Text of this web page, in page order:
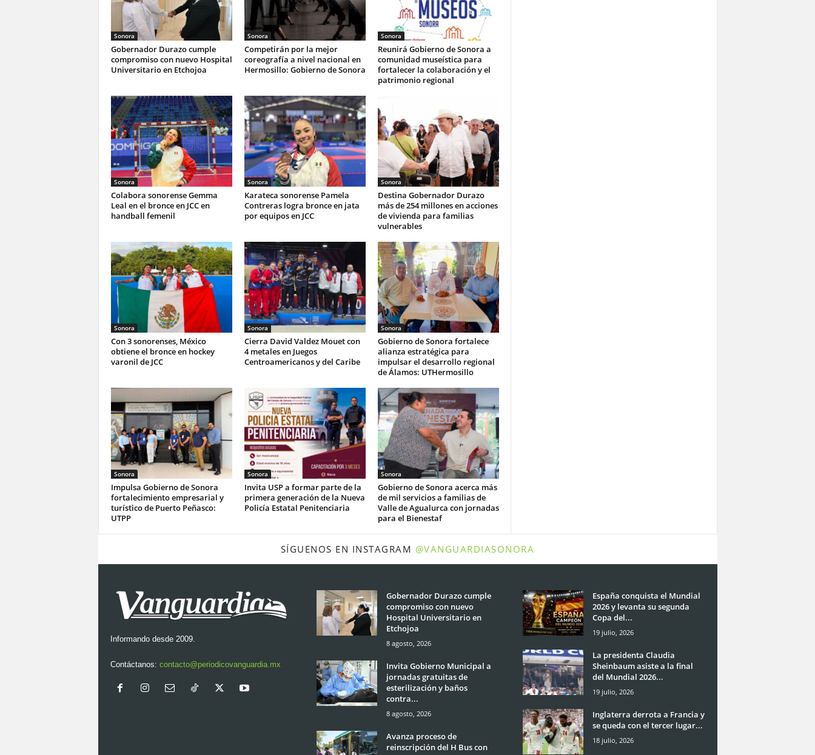
Sonora
Gobernador Durazo cumple
compromiso con nuevo Hospital
Universitario en Etchojoa
Sonora
Competirán por la mejor
coreografía a nivel nacional en
Hermosillo: Gobierno de Sonora
Sonora
Reunirá Gobierno de Sonora a
comunidad museística para
fortalecer la colaboración y el
patrimonio regional
Sonora
Colabora sonorense Gemma
Leal en el bronce en JCC en
handball femenil
Sonora
Karateca sonorense Pamela
Contreras logra bronce en jata
por equipos en JCC
Sonora
Destina Gobernador Durazo
más de 254 millones en acciones
de vivienda para familias
vulnerables
Sonora
Con 3 sonorenses, México
obtiene el bronce en hockey
varonil de JCC
Sonora
Cierra David Valdez Mouet con
4 metales en Juegos
Centroamericanos y del Caribe
Sonora
Gobierno de Sonora fortalece
alianza estratégica para
impulsar el desarrollo regional
de Álamos: UTHermosillo
Sonora
Impulsa Gobierno de Sonora
fortalecimiento empresarial y
turístico de Puerto Peñasco:
UTPP
Sonora
Invita USP a formar parte de la
primera generación de la Nueva
Policía Estatal Penitenciaria
Sonora
Gobierno de Sonora acerca más
de mil servicios a familias de
Valle de Agualurca con jornadas
para el Bienestaf
SÍGUENOS EN INSTAGRAM @VANGUARDIASONORA
Informando desde 2009.
Contáctanos: contacto@periodicovanguardia.mx
Gobernador Durazo cumple
compromiso con nuevo
Hospital Universitario en
Etchojoa
8 agosto, 2026
Invita Gobierno Municipal a
jornadas gratuitas de
esterilización y baños
contra...
8 agosto, 2026
Avanza proceso de
reinscripción del H Bus con
España conquista el Mundial
2026 y levanta su segunda
Copa del...
19 julio, 2026
La presidenta Claudia
Sheinbaum asiste a la final
del Mundial 2026...
19 julio, 2026
Inglaterra derrota a Francia y
se queda con el tercer lugar...
18 julio, 2026